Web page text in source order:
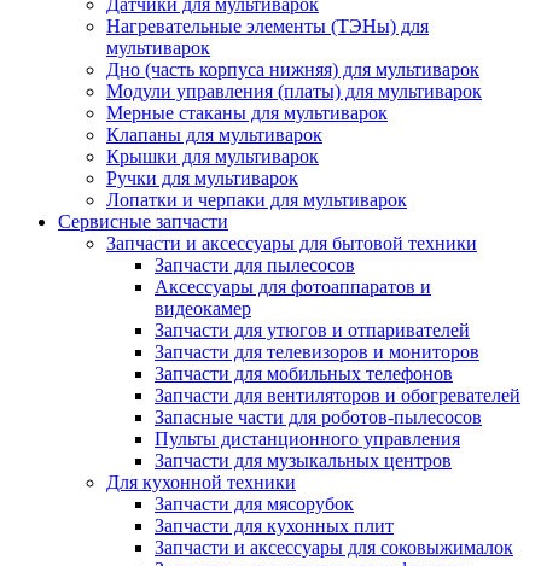
Датчики для мультиварок
Нагревательные элементы (ТЭНы) для
мультиварок
Дно (часть корпуса нижняя) для мультиварок
Модули управления (платы) для мультиварок
Мерные стаканы для мультиварок
Клапаны для мультиварок
Крышки для мультиварок
Ручки для мультиварок
Лопатки и черпаки для мультиварок
Сервисные запчасти
Запчасти и аксессуары для бытовой техники
Запчасти для пылесосов
Аксессуары для фотоаппаратов и
видеокамер
Запчасти для утюгов и отпаривателей
Запчасти для телевизоров и мониторов
Запчасти для мобильных телефонов
Запчасти для вентиляторов и обогревателей
Запасные части для роботов-пылесосов
Пульты дистанционного управления
Запчасти для музыкальных центров
Для кухонной техники
Запчасти для мясорубок
Запчасти для кухонных плит
Запчасти и аксессуары для соковыжималок